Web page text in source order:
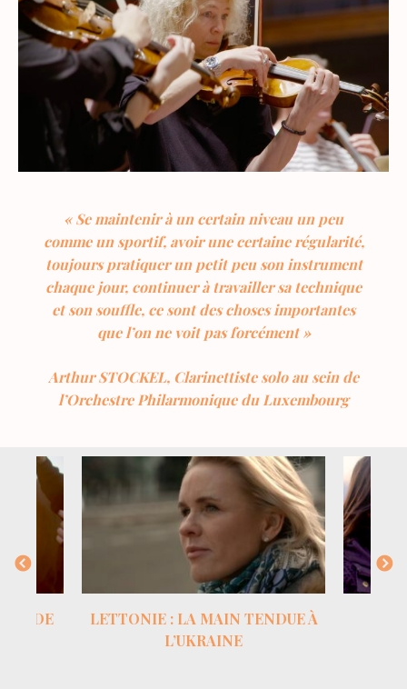
« Se maintenir à un certain niveau un peu
comme un sportif, avoir une certaine régularité,
toujours pratiquer un petit peu son instrument
chaque jour, continuer à travailler sa technique
et son souffle, ce sont des choses importantes
que l’on ne voit pas forcément »
Arthur STOCKEL, Clarinettiste solo au sein de
l’Orchestre Philarmonique du Luxembourg
LETTONIE : LA MAIN TENDUE À
L’UKRAINE